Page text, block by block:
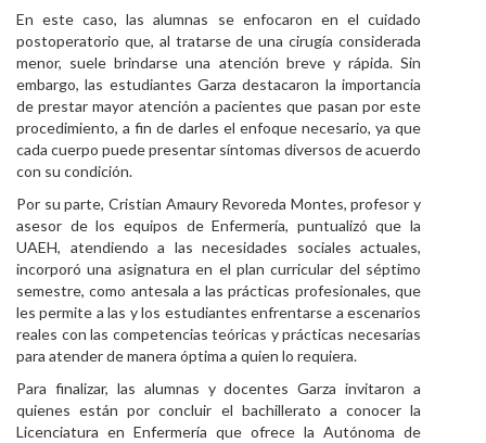
En este caso, las alumnas se enfocaron en el cuidado
postoperatorio que, al tratarse de una cirugía considerada
menor, suele brindarse una atención breve y rápida. Sin
embargo, las estudiantes Garza destacaron la importancia
de prestar mayor atención a pacientes que pasan por este
procedimiento, a fin de darles el enfoque necesario, ya que
cada cuerpo puede presentar síntomas diversos de acuerdo
con su condición.
Por su parte, Cristian Amaury Revoreda Montes, profesor y
asesor de los equipos de Enfermería, puntualizó que la
UAEH, atendiendo a las necesidades sociales actuales,
incorporó una asignatura en el plan curricular del séptimo
semestre, como antesala a las prácticas profesionales, que
les permite a las y los estudiantes enfrentarse a escenarios
reales con las competencias teóricas y prácticas necesarias
para atender de manera óptima a quien lo requiera.
Para finalizar, las alumnas y docentes Garza invitaron a
quienes están por concluir el bachillerato a conocer la
Licenciatura en Enfermería que ofrece la Autónoma de